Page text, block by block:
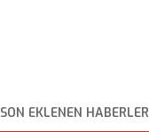
SON EKLENEN HABERLER